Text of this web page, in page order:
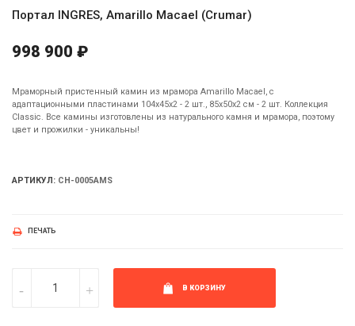
Портал INGRES, Amarillo Macael (Crumar)
998 900 ₽
Мраморный пристенный камин из мрамора Amarillo Macael, с
адаптационными пластинами 104х45х2 - 2 шт., 85x50x2 см - 2 шт. Коллекция
Classic. Все камины изготовлены из натурального камня и мрамора, поэтому
цвет и прожилки - уникальны!
АРТИКУЛ: CH-0005AMS
ПЕЧАТЬ
В КОРЗИНУ